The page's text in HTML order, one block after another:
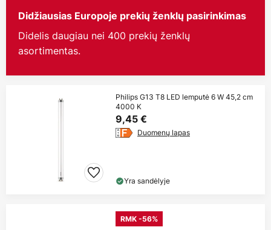
Didžiausias Europoje prekių ženklų pasirinkimas
Didelis daugiau nei 400 prekių ženklų
asortimentas.
Philips G13 T8 LED lemputė 6 W 45,2 cm
4000 K
9,45 €
Duomenų lapas
Yra sandėlyje
RMK -56%